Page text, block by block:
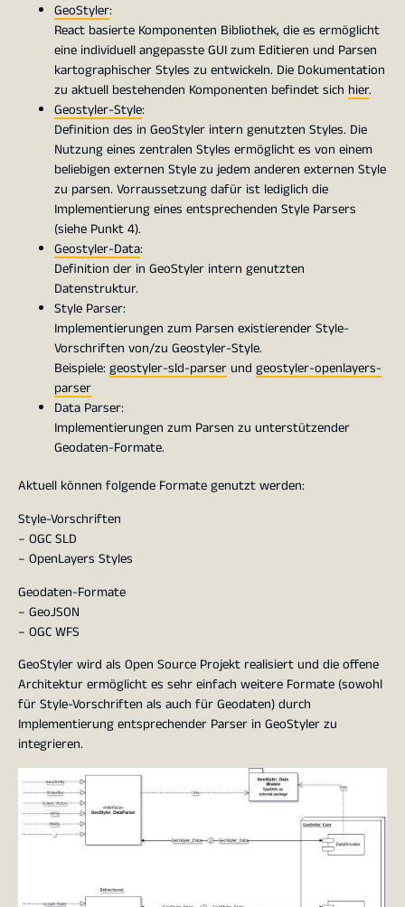
GeoStyler:
React basierte Komponenten Bibliothek, die es ermöglicht
eine individuell angepasste GUI zum Editieren und Parsen
kartographischer Styles zu entwickeln. Die Dokumentation
zu aktuell bestehenden Komponenten befindet sich hier.
Geostyler-Style:
Definition des in GeoStyler intern genutzten Styles. Die
Nutzung eines zentralen Styles ermöglicht es von einem
beliebigen externen Style zu jedem anderen externen Style
zu parsen. Vorraussetzung dafür ist lediglich die
Implementierung eines entsprechenden Style Parsers
(siehe Punkt 4).
Geostyler-Data:
Definition der in GeoStyler intern genutzten
Datenstruktur.
Style Parser:
Implementierungen zum Parsen existierender Style-
Vorschriften von/zu Geostyler-Style.
Beispiele:geostyler-sld-parserund geostyler-openlayers-
parser
Data Parser:
Implementierungen zum Parsen zu unterstützender
Geodaten-Formate.
Aktuell können folgende Formate genutzt werden:
Style-Vorschriften
– OGC SLD
– OpenLayers Styles
Geodaten-Formate
– GeoJSON
– OGC WFS
GeoStyler wird als Open Source Projekt realisiert und die offene
Architektur ermöglicht es sehr einfach weitere Formate (sowohl
für Style-Vorschriften als auch für Geodaten) durch
Implementierung entsprechender Parser in GeoStyler zu
integrieren.